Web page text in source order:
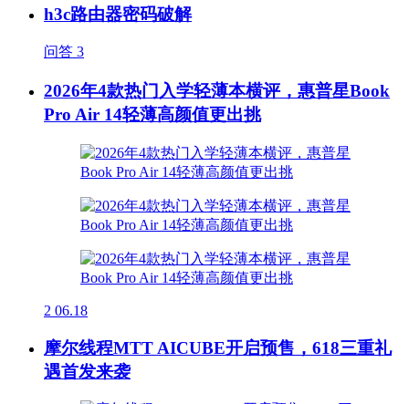
h3c路由器密码破解
问答 3
2026年4款热门入学轻薄本横评，惠普星Book
Pro Air 14轻薄高颜值更出挑
2 06.18
摩尔线程MTT AICUBE开启预售，618三重礼
遇首发来袭